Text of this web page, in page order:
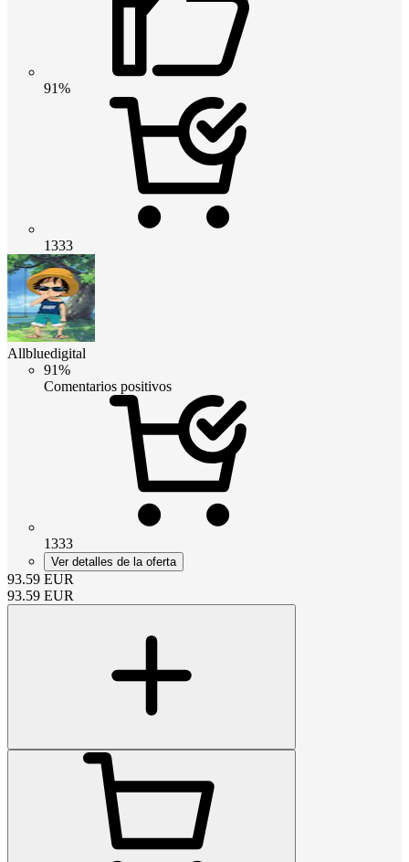
91%
1333
Allbluedigital
91%
Comentarios positivos
1333
Ver detalles de la oferta
93.59 EUR
93.59 EUR